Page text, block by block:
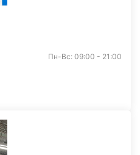
Пн-Вс: 09:00 - 21:00